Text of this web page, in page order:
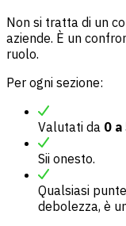
Non si tratta di un
aziende. È un
ruolo.
Per ogni sezione:
Valutati da 0 a
Sii onesto.
Qualsiasi
debolezza, è